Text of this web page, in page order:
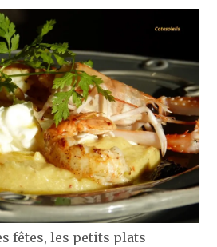
fêtes, les petits plats